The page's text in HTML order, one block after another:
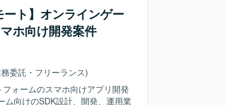
ト】オンラインゲー
ホ向け開発案件
委託・フリーランス)
ォームのスマホ向けアプリ開発
ム向けのSDK設計、開発、運用業